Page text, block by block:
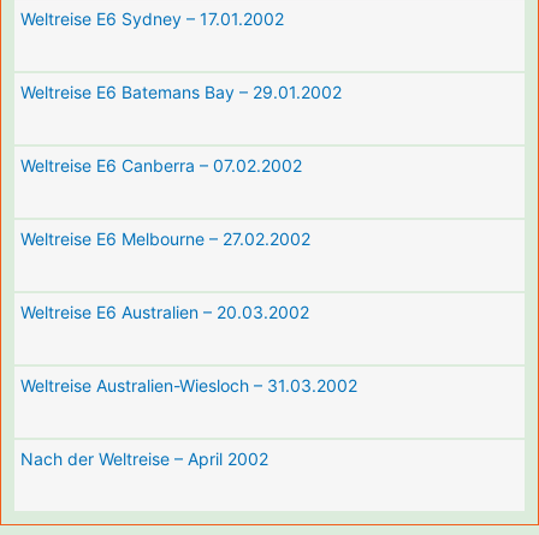
Weltreise E6 Sydney – 17.01.2002
Weltreise E6 Batemans Bay – 29.01.2002
Weltreise E6 Canberra – 07.02.2002
Weltreise E6 Melbourne – 27.02.2002
Weltreise E6 Australien – 20.03.2002
Weltreise Australien-Wiesloch – 31.03.2002
Nach der Weltreise – April 2002